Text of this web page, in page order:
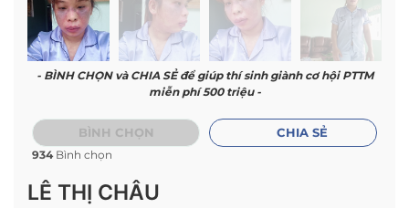
- BÌNH CHỌN và CHIA SẺ để giúp thí sinh giành cơ hội PTTM
miễn phí 500 triệu -
BÌNH CHỌN
934Bình chọn
CHIA SẺ
LÊ THỊ CHÂU